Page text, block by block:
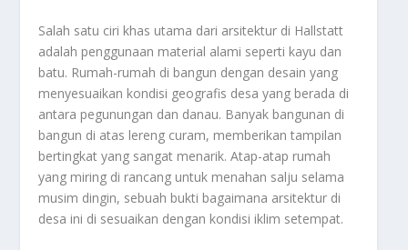
Salah satu ciri khas utama dari arsitektur di Hallstatt
adalah penggunaan material alami seperti kayu dan
batu. Rumah-rumah di bangun dengan desain yang
menyesuaikan kondisi geografis desa yang berada di
antara pegunungan dan danau. Banyak bangunan di
bangun di atas lereng curam, memberikan tampilan
bertingkat yang sangat menarik. Atap-atap rumah
yang miring di rancang untuk menahan salju selama
musim dingin, sebuah bukti bagaimana arsitektur di
desa ini di sesuaikan dengan kondisi iklim setempat.